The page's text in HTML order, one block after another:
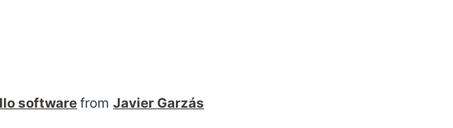
software from Javier Garzás